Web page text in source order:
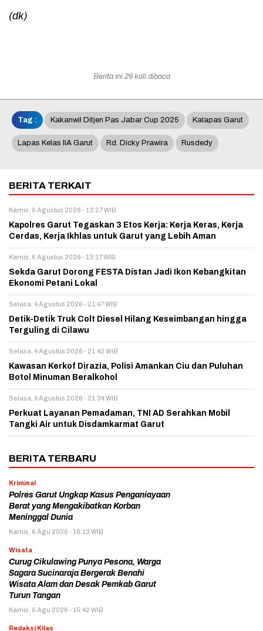
(dk)
Berita ini 29 kali dibaca
Tag : Kakanwil Ditjen Pas Jabar Cup 2025 Kalapas Garut
Lapas Kelas IIA Garut Rd. Dicky Prawira Rusdedy
BERITA TERKAIT
Kamis, 6 Agustus 2026 - 13:27 WIB
Kapolres Garut Tegaskan 3 Etos Kerja: Kerja Keras, Kerja
Cerdas, Kerja Ikhlas untuk Garut yang Lebih Aman
Kamis, 6 Agustus 2026 - 13:17 WIB
Sekda Garut Dorong FESTA Distan Jadi Ikon Kebangkitan
Ekonomi Petani Lokal
Selasa, 4 Agustus 2026 - 21:47 WIB
Detik-Detik Truk Colt Diesel Hilang Keseimbangan hingga
Terguling di Cilawu
Selasa, 4 Agustus 2026 - 21:42 WIB
Kawasan Kerkof Dirazia, Polisi Amankan Ciu dan Puluhan
Botol Minuman Beralkohol
Selasa, 4 Agustus 2026 - 21:34 WIB
Perkuat Layanan Pemadaman, TNI AD Serahkan Mobil
Tangki Air untuk Disdamkarmat Garut
BERITA TERBARU
Kriminal
Polres Garut Ungkap Kasus Penganiayaan
Berat yang Mengakibatkan Korban
Meninggal Dunia
Kamis, 6 Agu 2026 - 16:13 WIB
Wisata
Curug Cikulawing Punya Pesona, Warga
Sagara Sucinaraja Bergerak Benahi
Wisata Alam dan Desak Pemkab Garut
Turun Tangan
Kamis, 6 Agu 2026 - 15:42 WIB
Redaksi Kilas